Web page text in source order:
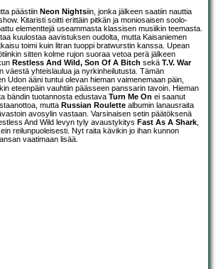
päästiin Neon Nightsiin, jonka jälkeen saatiin nauttia
Kitaristi soitti erittäin pitkän ja moniosaisen soolo-
elementtejä useammasta klassisen musiikin teemasta.
kuulostaa aavistuksen oudolta, mutta Kaisaniemen
toimi kuin litran tuoppi bratwurstin kanssa. Upean
sitten kolme rujon suoraa vetoa perä jälkeen
Restless And Wild, Son Of A Bitch sekä T.V. War
väestä yhteislaulua ja nyrkinheilutusta. Tämän
Udon ääni tuntui olevan hieman vaimenemaan päin,
eteenpäin vauhtiin päässeen panssarin tavoin. Hieman
bändin tuotannosta edustava Turn Me On ei saanut
mutta Russian Roulette albumin lanausraita
avosylin vastaan. Varsinaisen setin päätöksenä
And Wild levyn tyly avaustykitys Fast As A Shark,
reilunpuoleisesti. Nyt raita kävikin jo ihan kunnon
vaatimaan lisää.